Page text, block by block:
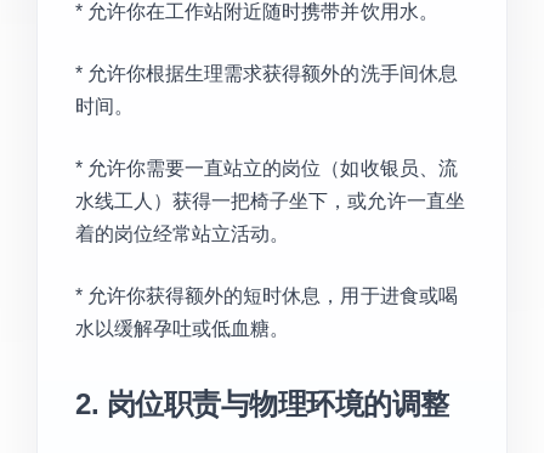
* 允许你在工作站附近随时携带并饮用水。
* 允许你根据生理需求获得额外的洗手间休息
时间。
* 允许你需要一直站立的岗位（如收银员、流
水线工人）获得一把椅子坐下，或允许一直坐
着的岗位经常站立活动。
* 允许你获得额外的短时休息，用于进食或喝
水以缓解孕吐或低血糖。
2. 岗位职责与物理环境的调整